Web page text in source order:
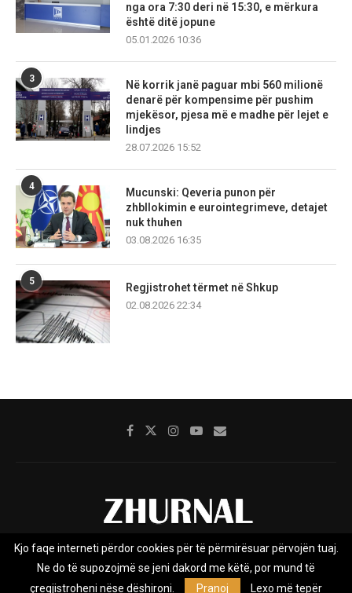
nga ora 7:30 deri në 15:30, e mërkura
është ditë jopune
05.01.2026 10:36
3
Në korrik janë paguar mbi 560 milionë
denarë për kompensime për pushim
mjekësor, pjesa më e madhe për lejet e
lindjes
28.07.2026 15:52
4
Mucunski: Qeveria punon për
zhbllokimin e eurointegrimeve, detajet
nuk thuhen
03.08.2026 16:35
5
Regjistrohet tërmet në Shkup
02.08.2026 22:34
Rreth nesh Impresumi Marketing
Privacy Policy
Kjo faqe interneti përdor cookies për të përmirësuar përvojën tuaj.
Ne do të supozojmë se jeni dakord me këtë, por mund të
çregjistroheni nëse dëshironi.
Pranoj Lexo më tepër